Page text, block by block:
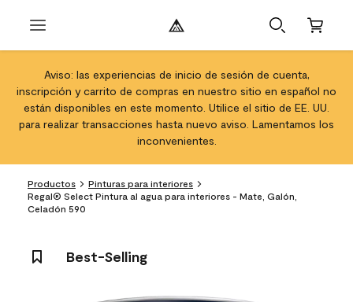
Aviso: las experiencias de inicio de sesión de cuenta,
inscripción y carrito de compras en nuestro sitio en español no
están disponibles en este momento. Utilice el sitio de EE. UU.
para realizar transacciones hasta nuevo aviso. Lamentamos los
inconvenientes.
Productos
Pinturas para interiores
Regal® Select Pintura al agua para interiores - Mate, Galón,
Celadón 590
Best-Selling